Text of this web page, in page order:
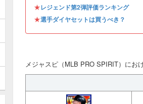
★レジェンド第2弾評価ランキング
★選手ダイヤセットは買うべき？
メジャスピ（MLB PRO SPIRIT）にお